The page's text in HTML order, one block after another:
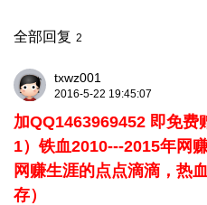
全部回复 2
txwz001
2016-5-22 19:45:07
加QQ1463969452 即免费
1）铁血2010---2015年网
网赚生涯的点点滴滴，热
存）